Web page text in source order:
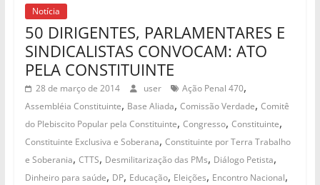
Notícia
50 DIRIGENTES, PARLAMENTARES E
SINDICALISTAS CONVOCAM: ATO
PELA CONSTITUINTE
28 de março de 2014 user Ação Penal 470,
Assembléia Constituinte, Base Aliada, Comissão Verdade, Comitê
do Plebiscito Popular pela Constituinte, Congresso, Constituinte,
Constituinte Exclusiva e Soberana, Constituinte por Terra Trabalho
e Soberania, CTTS, Desmilitarização das PMs, Diálogo Petista,
Dinheiro para saúde, DP, Educação, Eleições, Encontro Nacional,